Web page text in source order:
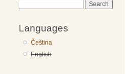
Languages
Čeština
English